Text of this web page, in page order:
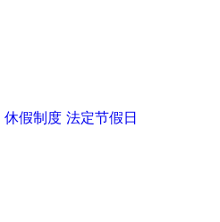
休假制度 法定节假日